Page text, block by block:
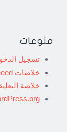
منوعات
تسجيل
خلاصات Feed الإدخالات
خلاصة